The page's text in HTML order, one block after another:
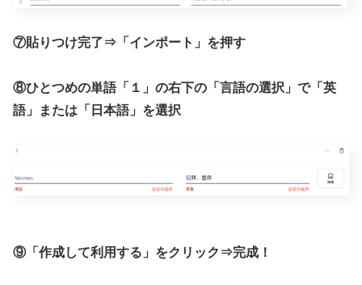
⑦貼りつけ完了⇒「インポート」を押す
⑧ひとつめの単語「１」の右下の「言語の選択」で「英
語」または「日本語」を選択
⑨「作成して利用する」をクリック⇒完成！